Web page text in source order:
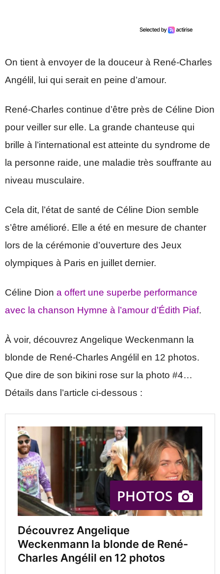
On tient à envoyer de la douceur à René-Charles
Angélil, lui qui serait en peine d’amour.
René-Charles continue d’être près de Céline Dion
pour veiller sur elle. La grande chanteuse qui
brille à l’international est atteinte du syndrome de
la personne raide, une maladie très souffrante au
niveau musculaire.
Cela dit, l’état de santé de Céline Dion semble
s’être amélioré. Elle a été en mesure de chanter
lors de la cérémonie d’ouverture des Jeux
olympiques à Paris en juillet dernier.
Céline Dion a offert une superbe performance
avec la chanson Hymne à l’amour d’Édith Piaf.
À voir, découvrez Angelique Weckenmann la
blonde de René-Charles Angélil en 12 photos.
Que dire de son bikini rose sur la photo #4…
Détails dans l’article ci-dessous :